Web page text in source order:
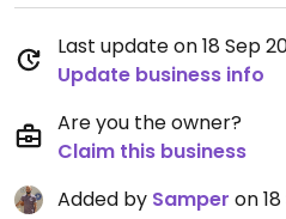
Last update on 18 Sep
Update business info
Are you the owner?
Claim this business
Added by Samper on